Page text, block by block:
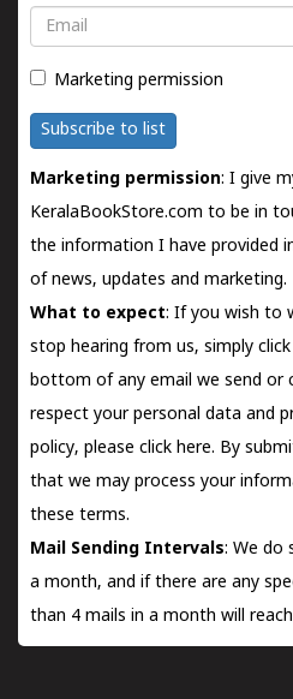
Email
Marketing permission
Subscribe to list
Marketing permission: I give
KeralaBookStore.com to be in
the information I have provided
of news, updates and marketing.
What to expect: If you wish to
stop hearing from us, simply
bottom of any email we send or
respect your personal data and
policy, please click here. By
that we may process your
these terms.
Mail Sending Intervals: We do
a month, and if there are any
than 4 mails in a month will